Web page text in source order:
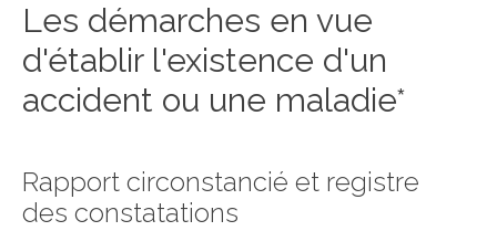
Les démarches en vue
d'établir l'existence d'un
accident ou une maladie*
Rapport circonstancié et registre
des constatations